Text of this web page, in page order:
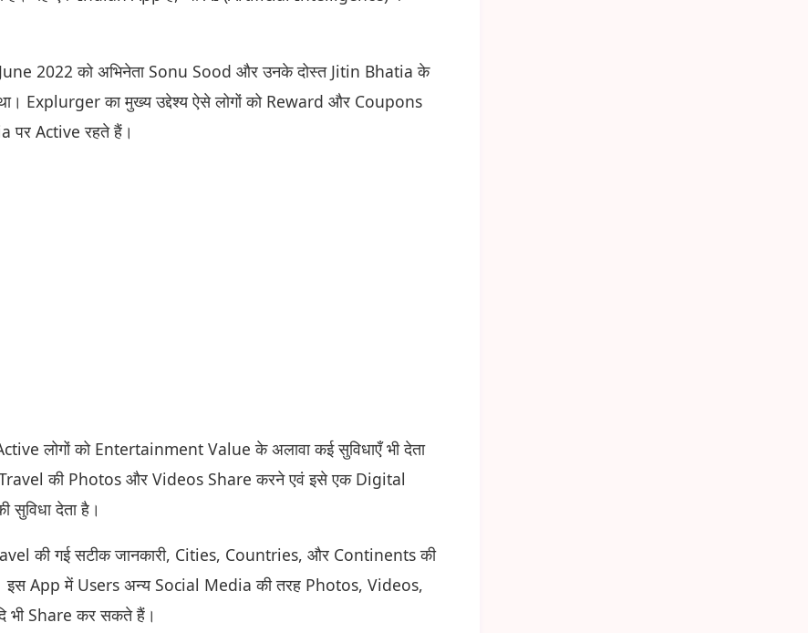
2022 को अभिनेता Sonu Sood और उनके दोस्त Jitin Bhatia के
था। Explurger का मुख्य उद्देश्य ऐसे लोगों को Reward और Coupons
पर Active रहते हैं।
लोगों को Entertainment Value के अलावा कई सुविधाएँ भी देता
की Photos और Videos Share करने एवं इसे एक Digital
देता है।
की गई सटीक जानकारी, Cities, Countries, और Continents की
इस App में Users अन्य Social Media की तरह Photos, Videos,
भी Share कर सकते हैं।